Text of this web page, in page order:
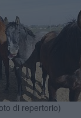
di repertorio)